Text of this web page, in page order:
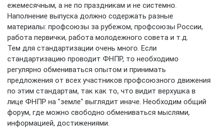
ежемесячным, а не по праздникам и не системно.
Наполнение выпуска должно содержать разные
материалы: профсоюзы за рубежом, профсоюзы России,
работа первички, работа молодежного совета и т.д.
Тем для стандартизации очень много. Если
стандартизацию проводит ФНПР, то необходимо
регулярно обмениваться опытом и принимать
предложения от всех участников профсоюзного движения
по этим стандартам, так как то, что видит верхушка в
лице ФНПР на "земле" выглядит иначе. Необходим общий
форум, где можно свободно обмениваться мыслями,
информацией, достижениями.